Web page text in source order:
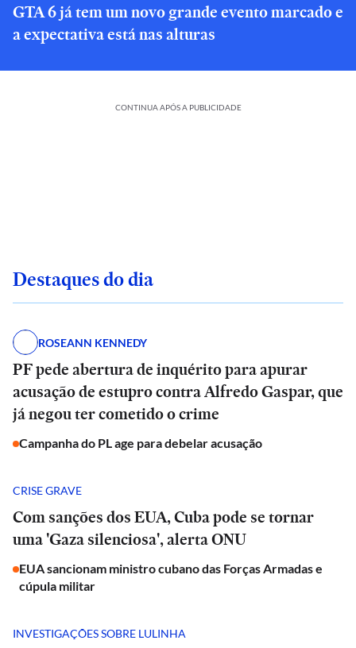
GTA 6 já tem um novo grande evento marcado e
a expectativa está nas alturas
CONTINUA APÓS A PUBLICIDADE
Destaques do dia
ROSEANN KENNEDY
PF pede abertura de inquérito para apurar
acusação de estupro contra Alfredo Gaspar, que
já negou ter cometido o crime
Campanha do PL age para debelar acusação
CRISE GRAVE
Com sanções dos EUA, Cuba pode se tornar
uma 'Gaza silenciosa', alerta ONU
EUA sancionam ministro cubano das Forças Armadas e
cúpula militar
INVESTIGAÇÕES SOBRE LULINHA